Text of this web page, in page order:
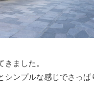
きました。
シンプルな感じでさっぱ